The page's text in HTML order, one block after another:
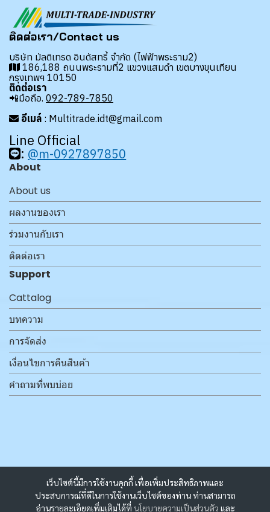
เว็บไซต์นี้มีการใช้งานคุกกี้ เพื่อเพิ่มประสิทธิภาพและ
ประสบการณ์ที่ดีในการใช้งานเว็บไซต์ของท่าน ท่านสามารถ
อ่านรายละเอียดเพิ่มเติมได้ที่ นโยบายความเป็นส่วนตัว และ
ติดต่อเรา/Contact us
บริษัท มัลติเทรด อินดัสทรี้ จำกัด (ไฟฟ้าพระราม2)
186,188 ถนนพระรามที่2 แขวงแสมดำ เขตบางขุนเทียน
กรุงเทพฯ 10150
ติดต่อเรา
📲มือถือ. 092-789-7850
อีเมล์ : Multitrade.idt@gmail.com
Line Official
: @m-0927897850
About
About us
ผลงานของเรา
ร่วมงานกับเรา
ติดต่อเรา
Support
Cattalog
บทความ
การจัดส่ง
เงื่อนไขการคืนสินค้า
คำถามที่พบบ่อย